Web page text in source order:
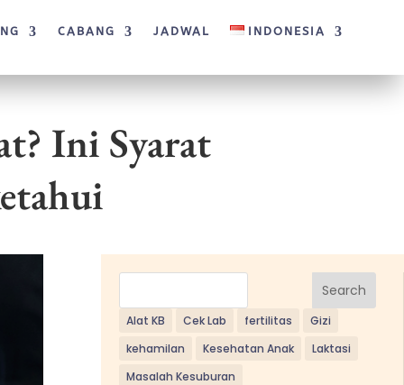
CABANG JADWAL INDONESIA
Ini Syarat
Search
Alat KB Cek Lab fertilitas
Gizi
kehamilan
Kesehatan Anak
Laktasi
Masalah Kesuburan